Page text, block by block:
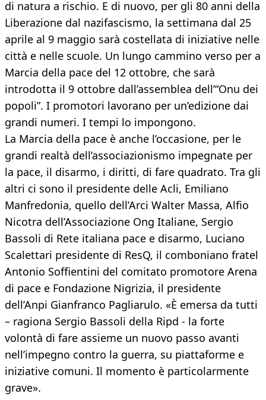
di natura a rischio. E di nuovo, per gli 80 anni della
Liberazione dal nazifascismo, la settimana dal 25
aprile al 9 maggio sarà costellata di iniziative nelle
città e nelle scuole. Un lungo cammino verso per a
Marcia della pace del 12 ottobre, che sarà
introdotta il 9 ottobre dall’assemblea dell’“Onu dei
popoli”. I promotori lavorano per un’edizione dai
grandi numeri. I tempi lo impongono.
La Marcia della pace è anche l’occasione, per le
grandi realtà dell’associazionismo impegnate per
la pace, il disarmo, i diritti, di fare quadrato. Tra gli
altri ci sono il presidente delle Acli, Emiliano
Manfredonia, quello dell’Arci Walter Massa, Alfio
Nicotra dell’Associazione Ong Italiane, Sergio
Bassoli di Rete italiana pace e disarmo, Luciano
Scalettari presidente di ResQ, il comboniano fratel
Antonio Soffientini del comitato promotore Arena
di pace e Fondazione Nigrizia, il presidente
dell’Anpi Gianfranco Pagliarulo. «È emersa da tutti
– ragiona Sergio Bassoli della Ripd - la forte
volontà di fare assieme un nuovo passo avanti
nell’impegno contro la guerra, su piattaforme e
iniziative comuni. Il momento è particolarmente
grave».